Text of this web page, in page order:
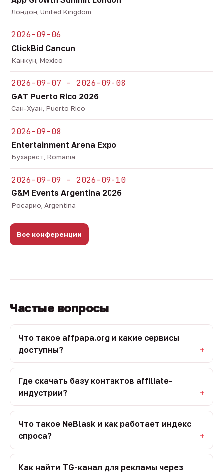
Лондон, United Kingdom
2026-09-06
ClickBid Cancun
Канкун, Mexico
2026-09-07 - 2026-09-08
GAT Puerto Rico 2026
Сан-Хуан, Puerto Rico
2026-09-08
Entertainment Arena Expo
Бухарест, Romania
2026-09-09 - 2026-09-10
G&M Events Argentina 2026
Росарио, Argentina
Все конференции
Частые вопросы
Что такое affpapa.org и какие сервисы
доступны?
Где скачать базу контактов affiliate-
индустрии?
Что такое NeBlask и как работает индекс
спроса?
Как найти TG-канал для рекламы через